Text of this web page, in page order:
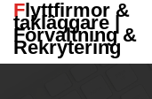
Skip
content
Flyttfirmor &
takläggare |
Förvaltning &
Rekrytering